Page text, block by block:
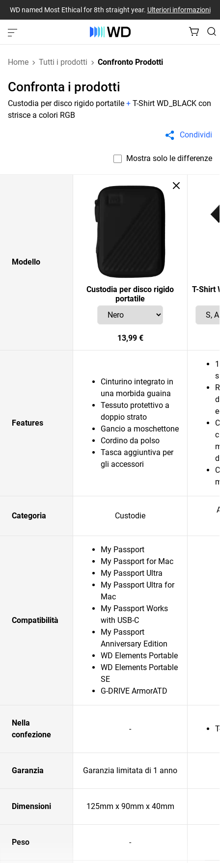
WD named Most Ethical for 8th straight year. Ulteriori informazioni
Home Tutti i prodotti Confronto Prodotti
Confronta i prodotti
Custodia per disco rigido portatile + T-Shirt WD_BLACK con
strisce a colori RGB
Condividi
Mostra solo le differenze
Modello
Custodia per disco rigido
portatile
13,99 €
T-Shirt
Features
Cinturino integrato in
una morbida guaina
Tessuto protettivo a
doppio strato
Gancio a moschettone
Cordino da polso
Tasca aggiuntiva per
gli accessori
Categoria Custodie
Compatibilità
My Passport
My Passport for Mac
My Passport Ultra
My Passport Ultra for
Mac
My Passport Works
with USB-C
My Passport
Anniversary Edition
WD Elements Portable
WD Elements Portable
SE
G-DRIVE ArmorATD
Nella
confezione
-
Garanzia Garanzia limitata di 1 anno
Dimensioni 125mm x 90mm x 40mm
Peso -